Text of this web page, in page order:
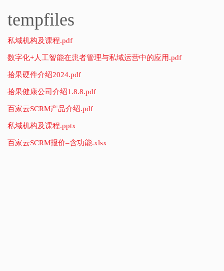
tempfiles
私域机构及课程.pdf
数字化+人工智能在患者管理与私域运营中的应用.pdf
拾果硬件介绍2024.pdf
拾果健康公司介绍1.8.8.pdf
百家云SCRM产品介绍.pdf
私域机构及课程.pptx
百家云SCRM报价–含功能.xlsx